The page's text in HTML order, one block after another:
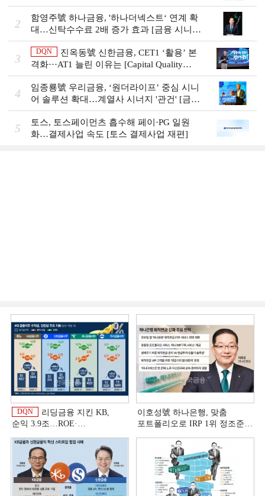
그룹의 꿈①]
2
함영주號 하나금융, '하나더넥스트‘ 연계 확
대…신탁수수료 2배 증가 효과 [금융 시니어
비즈니스 돋보기]
3
DQN
진옥동號 신한금융, CET1 ‘활용’ 본
격화···AT1 늘린 이유는 [Capital Quality
Review]
4
임종룡號 우리금융, ‘원더라이프’ 중심 시니
어 솔루션 확대…계열사 시너지 '관건' [금융
시니어 비즈니스 돋보기]
5
토스, 토스페이먼츠 흡수해 페이·PG 일원
화…결제사업 속도 [토스 결제사업 재편]
DQN
리딩금융 지킨 KB,
순익 3.9조…ROE·
상반기 금융 리그테이블]
이호성號 하나은행, 맞춤
포트폴리오로 IRP 1위 정조준